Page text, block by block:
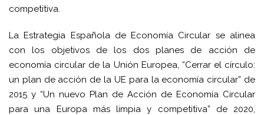
competitiva.
La Estrategia Española de Economía Circular se alinea
con los objetivos de los dos planes de acción de
economía circular de la Unión Europea, “Cerrar el círculo:
un plan de acción de la UE para la economía circular” de
2015 y “Un nuevo Plan de Acción de Economía Circular
para una Europa más limpia y competitiva” de 2020,